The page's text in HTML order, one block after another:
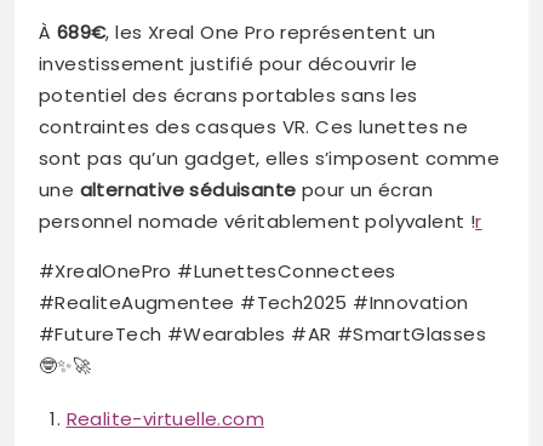
À 689€, les Xreal One Pro représentent un
investissement justifié pour découvrir le
potentiel des écrans portables sans les
contraintes des casques VR. Ces lunettes ne
sont pas qu’un gadget, elles s’imposent comme
une alternative séduisante pour un écran
personnel nomade véritablement polyvalent !r
#XrealOnePro #LunettesConnectees
#RealiteAugmentee #Tech2025 #Innovation
#FutureTech #Wearables #AR #SmartGlasses
🤓✨🚀
Realite-virtuelle.com